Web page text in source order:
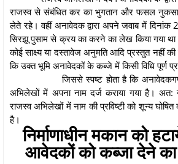
राजस्व से संबंधित कर का भुगतान और फसल
लेते रहे। वहीं अनावेदक द्वारा अपने जवाब में
सिरझू पुसाम से क्रय का करने का लेख किया गया था
कोई साक्ष्य या दस्तावेज अनुमति आदि प्रस्तुत नहीं
कि उक्त भूमि अनावेदकों के कब्जे में किसी विधि पूर्ण
जिससे स्पष्ट होता है कि
अभिलेखों में अपना नाम दर्ज कराया गया है।
राजस्व अभिलेखों में नाम की प्रविष्टी को शून्य
है।
निर्माणाधीन मकान को
आवेदकों को कब्जा देने